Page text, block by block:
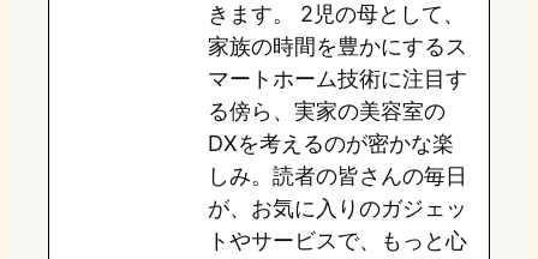
きます。 2児の母として、
家族の時間を豊かにするス
マートホーム技術に注目す
る傍ら、実家の美容室の
DXを考えるのが密かな楽
しみ。読者の皆さんの毎日
が、お気に入りのガジェッ
トやサービスで、もっと心